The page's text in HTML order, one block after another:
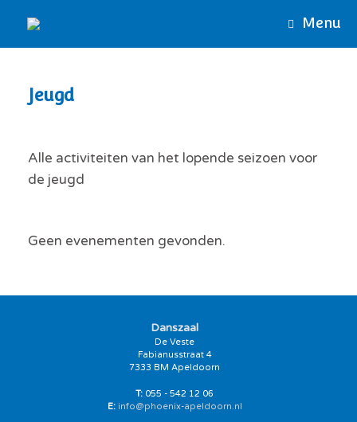
inhoud
Menu
Jeugd
Alle activiteiten van het lopende seizoen voor
de jeugd
Geen evenementen gevonden.
Danszaal
De Veste
Fabianusstraat 4
7333 BM Apeldoorn
T: 055 - 542 12 06
E: info@phoenix-apeldoorn.nl